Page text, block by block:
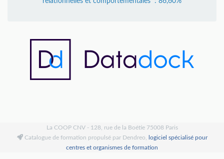
La COOP CNV - 128, rue de la Boétie 75008 Paris
Catalogue de formation propulsé par Dendreo,
logiciel spécialisé pour
centres et organismes de formation